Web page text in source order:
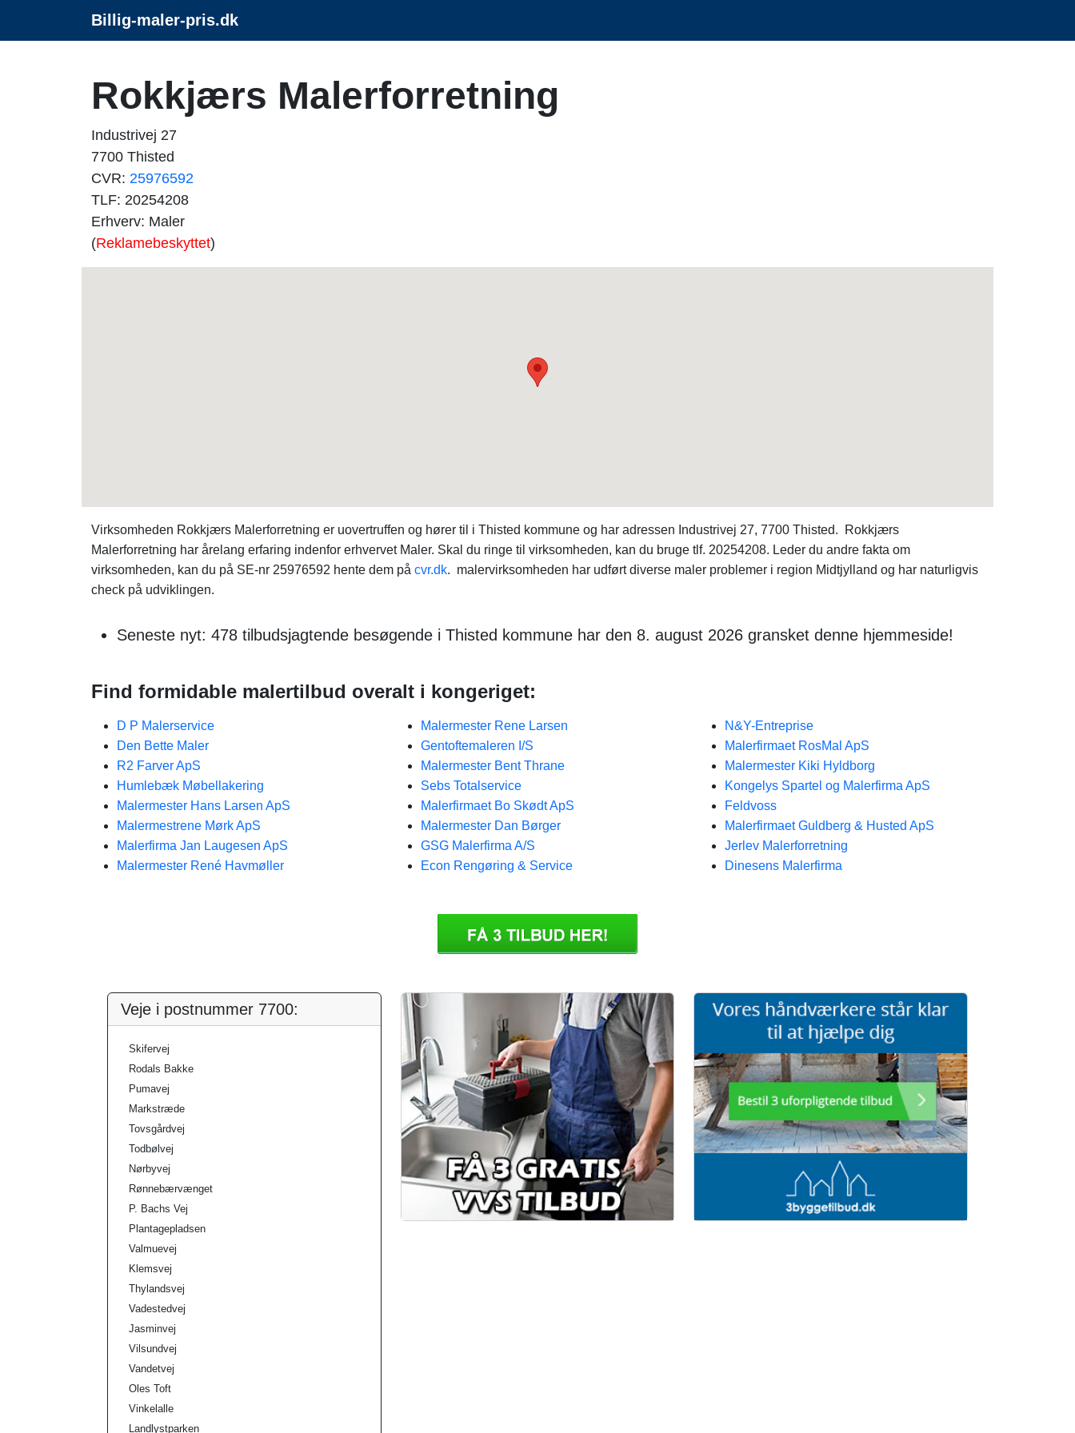
Billig-maler-pris.dk
Rokkjærs Malerforretning
Industrivej 27
7700 Thisted
CVR: 25976592
TLF: 20254208
Erhverv: Maler
(Reklamebeskyttet)
Virksomheden Rokkjærs Malerforretning er uovertruffen og hører til i Thisted kommune og har adressen Industrivej 27, 7700 Thisted. Rokkjærs
Malerforretning har årelang erfaring indenfor erhvervet Maler. Skal du ringe til virksomheden, kan du bruge tlf. 20254208. Leder du andre fakta om
virksomheden, kan du på SE-nr 25976592 hente dem på cvr.dk. malervirksomheden har udført diverse maler problemer i region Midtjylland og har naturligvis
check på udviklingen.
Seneste nyt: 478 tilbudsjagtende besøgende i Thisted kommune har den 8. august 2026 gransket denne hjemmeside!
Find formidable malertilbud overalt i kongeriget:
D P Malerservice
Den Bette Maler
R2 Farver ApS
Humlebæk Møbellakering
Malermester Hans Larsen ApS
Malermestrene Mørk ApS
Malerfirma Jan Laugesen ApS
Malermester René Havmøller
Malermester Rene Larsen
Gentoftemaleren I/S
Malermester Bent Thrane
Sebs Totalservice
Malerfirmaet Bo Skødt ApS
Malermester Dan Børger
GSG Malerfirma A/S
Econ Rengøring & Service
N&Y-Entreprise
Malerfirmaet RosMal ApS
Malermester Kiki Hyldborg
Kongelys Spartel og Malerfirma ApS
Feldvoss
Malerfirmaet Guldberg & Husted ApS
Jerlev Malerforretning
Dinesens Malerfirma
Veje i postnummer 7700:
Skifervej
Rodals Bakke
Pumavej
Markstræde
Tovsgårdvej
Todbølvej
Nørbyvej
Rønnebærvænget
P. Bachs Vej
Plantagepladsen
Valmuevej
Klemsvej
Thylandsvej
Vadestedvej
Jasminvej
Vilsundvej
Vandetvej
Oles Toft
Vinkelalle
Landlystparken